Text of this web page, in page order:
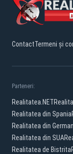
ContactTermeni și
Parteneri:
Realitatea.NET
Realitatea din Spania
Realitatea din
Realitatea din SUA
Realitatea de Bistrita